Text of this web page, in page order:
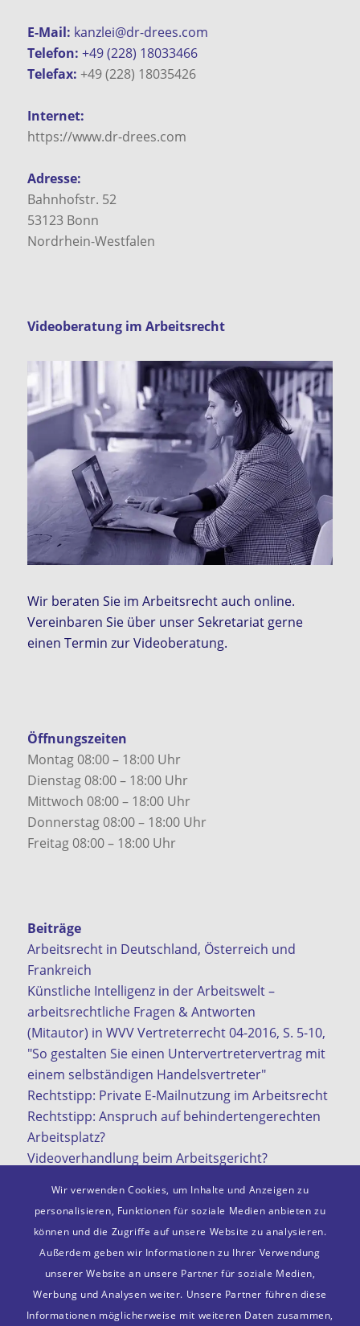
E-Mail: kanzlei@dr-drees.com
Telefon: +49 (228) 18033466
Telefax: +49 (228) 18035426
Internet:
https://www.dr-drees.com
Adresse:
Bahnhofstr. 52
53123Bonn
Nordrhein-Westfalen
Videoberatung im Arbeitsrecht
Wir beraten Sie im Arbeitsrecht auch online.
Vereinbaren Sie über unser Sekretariat gerne
einen Termin zur Videoberatung.
Öffnungszeiten
Montag 08:00 – 18:00 Uhr
Dienstag 08:00 – 18:00 Uhr
Mittwoch 08:00 – 18:00 Uhr
Donnerstag 08:00 – 18:00 Uhr
Freitag 08:00 – 18:00 Uhr
Beiträge
Arbeitsrecht in Deutschland, Österreich und
Frankreich
Künstliche Intelligenz in der Arbeitswelt –
arbeitsrechtliche Fragen & Antworten
(Mitautor) in WVV Vertreterrecht 04-2016, S. 5-10,
"So gestalten Sie einen Untervertretervertrag mit
einem selbständigen Handelsvertreter"
Rechtstipp: Private E-Mailnutzung im Arbeitsrecht
Rechtstipp: Anspruch auf behindertengerechten
Arbeitsplatz?
Videoverhandlung beim Arbeitsgericht?
Mitgliedschaften
Deutscher Anwaltsverein e. V.
Wir verwenden Cookies, um Inhalte und Anzeigen zu
personalisieren, Funktionen für soziale Medien anbieten zu
können und die Zugriffe auf unsere Website zu analysieren.
Außerdem geben wir Informationen zu Ihrer Verwendung
unserer Website an unsere Partner für soziale Medien,
Werbung und Analysen weiter. Unsere Partner führen diese
Informationen möglicherweise mit weiteren Daten zusammen,